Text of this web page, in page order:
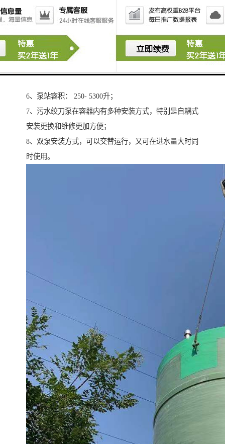
1、高扬程：40米；.
2、远水平距离：300米；
3、大流量：5-50立方米/小时；
4、功率：0.75KW－7.5KW；
6、泵站容积： 250- 5300升；
7、污水绞刀泵在容器内有多种安装方式，特别是自耦式
安装更换和维修更加方便；
8、双泵安装方式，可以交替运行，又可在进水量大时同
时使用。